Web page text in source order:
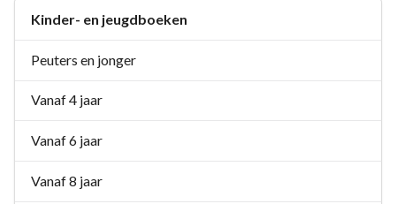
Kinder- en jeugdboeken
Peuters en jonger
Vanaf 4 jaar
Vanaf 6 jaar
Vanaf 8 jaar